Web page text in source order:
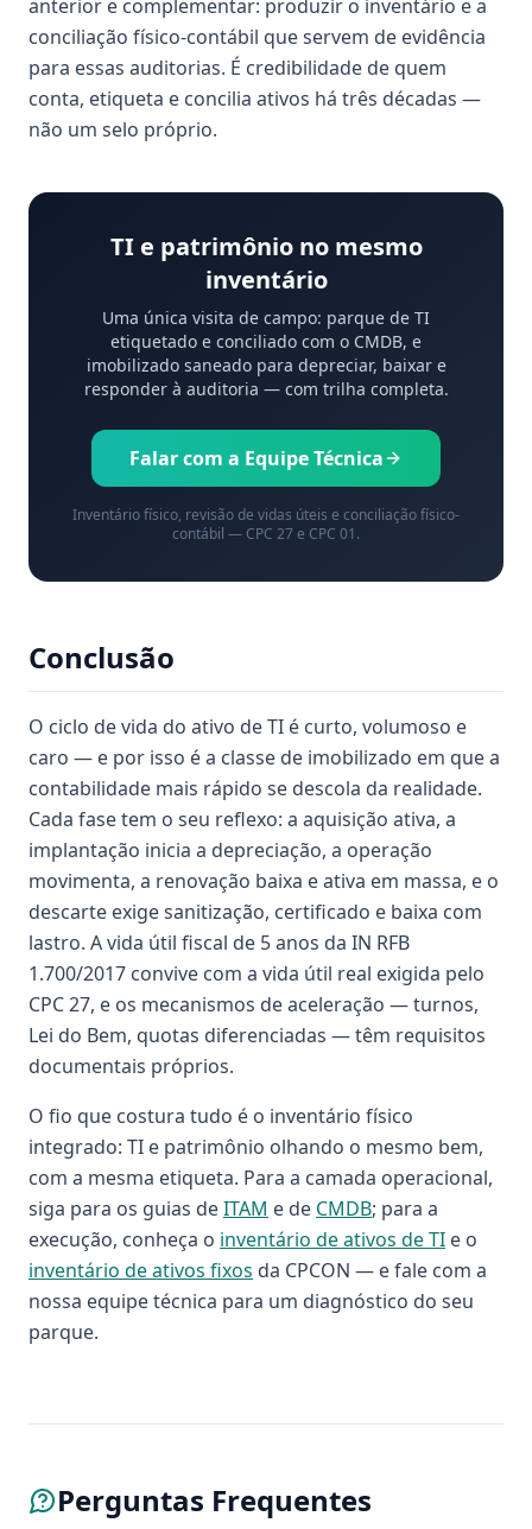
anterior e complementar: produzir o inventário e a
conciliação físico-contábil que servem de evidência
para essas auditorias. É credibilidade de quem
conta, etiqueta e concilia ativos há três décadas —
não um selo próprio.
TI e patrimônio no mesmo
inventário
Uma única visita de campo: parque de TI
etiquetado e conciliado com o CMDB, e
imobilizado saneado para depreciar, baixar e
responder à auditoria — com trilha completa.
Falar com a Equipe Técnica
Inventário físico, revisão de vidas úteis e conciliação físico-
contábil — CPC 27 e CPC 01.
Conclusão
O ciclo de vida do ativo de TI é curto, volumoso e
caro — e por isso é a classe de imobilizado em que a
contabilidade mais rápido se descola da realidade.
Cada fase tem o seu reflexo: a aquisição ativa, a
implantação inicia a depreciação, a operação
movimenta, a renovação baixa e ativa em massa, e o
descarte exige sanitização, certificado e baixa com
lastro. A vida útil fiscal de 5 anos da IN RFB
1.700/2017 convive com a vida útil real exigida pelo
CPC 27, e os mecanismos de aceleração — turnos,
Lei do Bem, quotas diferenciadas — têm requisitos
documentais próprios.
O fio que costura tudo é o inventário físico
integrado: TI e patrimônio olhando o mesmo bem,
com a mesma etiqueta. Para a camada operacional,
siga para os guias deITAM e de CMDB; para a
execução, conheça o inventário de ativos de TI e o
inventário de ativos fixos da CPCON — e fale com a
nossa equipe técnica para um diagnóstico do seu
parque.
Perguntas Frequentes